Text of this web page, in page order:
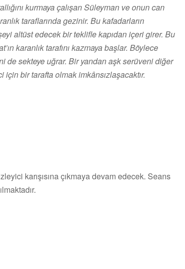
kurmaya çalışan Süleyman ve onun can
taraflarında gezinir. Bu kafadarların
altüst edecek bir teklifle kapıdan içeri girer. Bu
karanlık tarafını kazmaya başlar. Böylece
de sekteye uğrar. Bir yandan aşk serüveni diğer
bir tarafta olmak imkânsızlaşacaktır.
karışısına çıkmaya devam edecek. Seans